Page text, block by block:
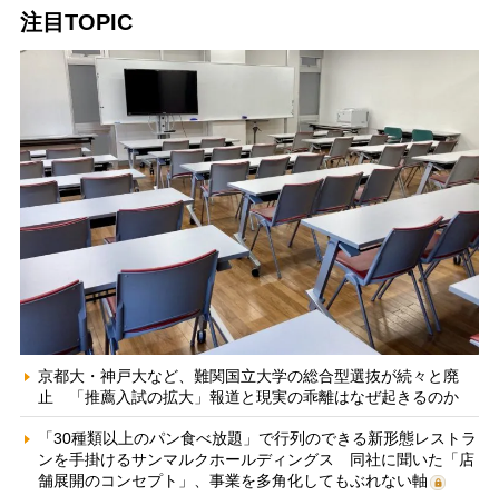
注目TOPIC
京都大・神戸大など、難関国立大学の総合型選抜が続々と廃
止 「推薦入試の拡大」報道と現実の乖離はなぜ起きるのか
「30種類以上のパン食べ放題」で行列のできる新形態レストラ
ンを手掛けるサンマルクホールディングス 同社に聞いた「店
舗展開のコンセプト」、事業を多角化してもぶれない軸